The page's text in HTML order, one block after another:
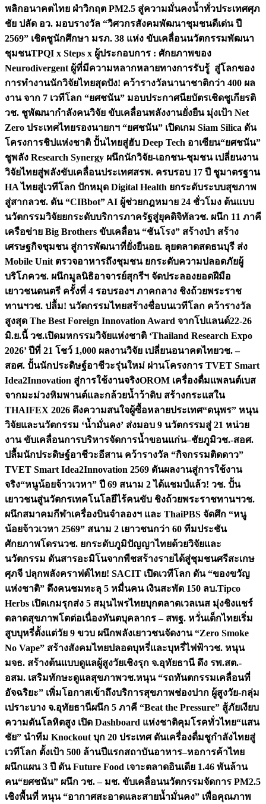
พลิกอนาคตไทย ฝ่าวิกฤต PM2.5 สู่ความมั่นคงน้ำทั่วประเทศศุภ
ชัย ปลัด อว. มอบรางวัล “วิศวกรสังคมพัฒนาชุมชนดีเด่น ปี
2569” เชิดชูนักศึกษา มรภ. 38 แห่ง ขับเคลื่อนนวัตกรรมพัฒนา
ชุมชนTPQI x Steps x ผู้ประกอบการ : ศักยภาพของ
Neurodivergent ผู้ที่มีความหลากหลายทางการรับรู้ สู่โลกของ
การทำงานนักวิจัยไทยสุดปัง! คว้ารางวัลนานาชาติกว่า 400 ผล
งาน จาก 7 เวทีโลก “ยศชนัน” มอบประกาศนียบัตรเชิดชูเกียรติ
วช. ชูพัฒนากำลังคนวิจัย ขับเคลื่อนพลังงานยั่งยืน มุ่งเป้า Net
Zero ประเทศไทยรองนายกฯ “ยศชนัน” เปิดเกม Siam Silica ดัน
โครงการชิปแห่งชาติ ปั้นไทยสู่ฮับ Deep Tech อาเซียน“ยศชนัน”
ชูพลัง Research Synergy ผนึกนักวิจัย-เอกชน-ชุมชน เปลี่ยนงาน
วิจัยไทยสู่พลังขับเคลื่อนประเทศสรพ. ครบรอบ 17 ปี ชูมาตรฐาน
HA ไทยสู่เวทีโลก ปักหมุด Digital Health ยกระดับระบบสุขภาพ
สู่สากลวช. ดัน “CIBbot” AI ผู้ช่วยกฎหมาย 24 ชั่วโมง ต้นแบบ
นวัตกรรมวิจัยยกระดับบริการภาครัฐสู่ยุคดิจิทัลวช. ผนึก 11 ภาคี
เครือข่าย Big Brothers ขับเคลื่อน “ชันโรง” สร้างป่า สร้าง
เศรษฐกิจชุมชน สู่การพัฒนาที่ยั่งยืนอย. ลุยตลาดสดธนบุรี ส่ง
Mobile Unit ตรวจอาหารถึงชุมชน ยกระดับความปลอดภัยผู้
บริโภควช. ผนึกมูลนิธิอาจารย์สุกรีฯ จัดประลองยอดฝีมือ
เยาวชนดนตรี ครั้งที่ 4 รอบรองฯ ภาคกลาง ชิงถ้วยพระราช
ทานฯวช. ปลื้ม! นวัตกรรมไทยสร้างชื่อบนเวทีโลก คว้ารางวัล
สูงสุด The Best Foreign Innovation Award จากโปแลนด์22-26
มิ.ย.นี้ วช.เปิดมหกรรมวิจัยแห่งชาติ ‘Thailand Research Expo
2026’ ปีที่ 21 โชว์ 1,000 ผลงานวิจัย เปลี่ยนอนาคตไทยวช. –
สอศ. ปั้นนักประดิษฐ์อาชีวะรุ่นใหม่ ผ่านโครงการ TVET Smart
Idea2Innovation สู่การใช้งานจริงOROM เครื่องดื่มแพลนต์เบส
จากมะม่วงหิมพานต์และกล้วยน้ำว้าดิบ สร้างกระแสใน
THAIFEX 2026 ดึงความสนใจผู้ซื้อหลายประเทศ“ดนุพร” หนุน
วิจัยและนวัตกรรม ‘น้ำมั่นคง’ ส่งมอบ 9 นวัตกรรมสู่ 21 หน่วย
งาน ขับเคลื่อนการบริหารจัดการน้ำขอนแก่น–ชัยภูมิวช.-สอศ.
ปลื้มนักประดิษฐ์อาชีวะอีสาน คว้ารางวัล “กิจกรรมติดดาว”
TVET Smart Idea2Innovation 2569 ดันผลงานสู่การใช้งาน
จริง“หนูน้อยจ้าวเวหา” ปี 69 สนาม 2 ได้แชมป์แล้ว! วช. ปั้น
เยาวชนสู่นวัตกรเทคโนโลยีไร้คนขับ ชิงถ้วยพระราชทานฯวช.
ผนึกสมาคมกีฬาเครื่องบินจำลองฯ และ ThaiPBS จัดศึก “หนู
น้อยจ้าวเวหา 2569” สนาม 2 เยาวชนกว่า 60 ทีมประชัน
ศักยภาพโดรนวช. ยกระดับภูมิปัญญาไทยด้วยวิจัยและ
นวัตกรรม ดันสารอะมิโนจากพืชสร้างรายได้สู่ชุมชนศรีสะเกษ
ศุภจี ปลุกพลังคราฟต์ไทย! SACIT เปิดเวทีโลก ดัน “ของขวัญ
แห่งชาติ” ดึงคนชมทะลุ 5 หมื่นคน เงินสะพัด 150 ลบ.Tipco
Herbs เปิดเกมรุกส่ง 5 สมุนไพรไทยบุกตลาดเวลเนส มุ่งชิงแชร์
ตลาดสุขภาพโตต่อเนื่องทันตบุคลากร – สพฐ. หวั่นเด็กไทยเริ่ม
สูบบุหรี่ตั้งแต่วัย 9 ขวบ ผนึกพลังเยาวชนจัดงาน “Zero Smoke
No Vape” สร้างสังคมไทยปลอดบุหรี่และบุหรี่ไฟฟ้าวช. หนุน
มจธ. สร้างต้นแบบดูแลผู้สูงวัยเชิงรุก จ.อุทัยธานี ดึง รพ.สต.-
อสม. เสริมทักษะดูแลสุขภาพวช.หนุน “รถทันตกรรมเคลื่อนที่
อัจฉริยะ” เพิ่มโอกาสเข้าถึงบริการสุขภาพช่องปาก ผู้สูงวัย-กลุ่ม
เปราะบาง จ.อุทัยธานีผนึก 5 ภาคี “Beat the Pressure” สู้ภัยเงียบ
ความดันโลหิตสูง เปิด Dashboard แห่งชาติคุมโรคทั่วไทย“แสน
ชัย” นำทีม Knockout บุก 20 ประเทศ ดันเครื่องดื่มชูกำลังไทยสู่
เวทีโลก ตั้งเป้า 500 ล้านปีแรกสถาบันอาหาร–หอการค้าไทย
ผนึกแผน 3 ปี ดัน Future Food เจาะตลาดอินเดีย 1.46 พันล้าน
คน“ยศชนัน” ผนึก วช. – มช. ขับเคลื่อนนวัตกรรมจัดการ PM2.5
เชิงพื้นที่ หนุน “อากาศสะอาดและสายน้ำมั่นคง” เพื่อคุณภาพ